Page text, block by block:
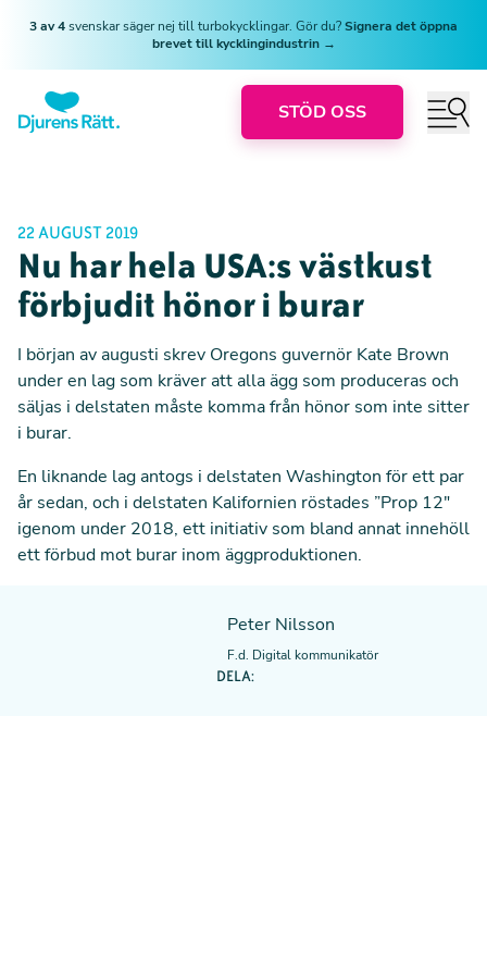
3 av 4svenskar säger nej till turbokycklingar. Gör du?Signera det öppna
brevet till kycklingindustrin →
STÖD OSS
22 AUGUST 2019
Nu har hela USA:s västkust
förbjudit hönor i burar
I början av augusti skrev Oregons guvernör Kate Brown
under en lag som kräver att alla ägg som produceras och
säljas i delstaten måste komma från hönor som inte sitter
i burar.
En liknande lag antogs i delstaten Washington för ett par
år sedan, och i delstaten Kalifornien röstades ”Prop 12"
igenom under 2018, ett initiativ som bland annat innehöll
ett förbud mot burar inom äggproduktionen.
Peter Nilsson
F.d. Digital kommunikatör
DELA: